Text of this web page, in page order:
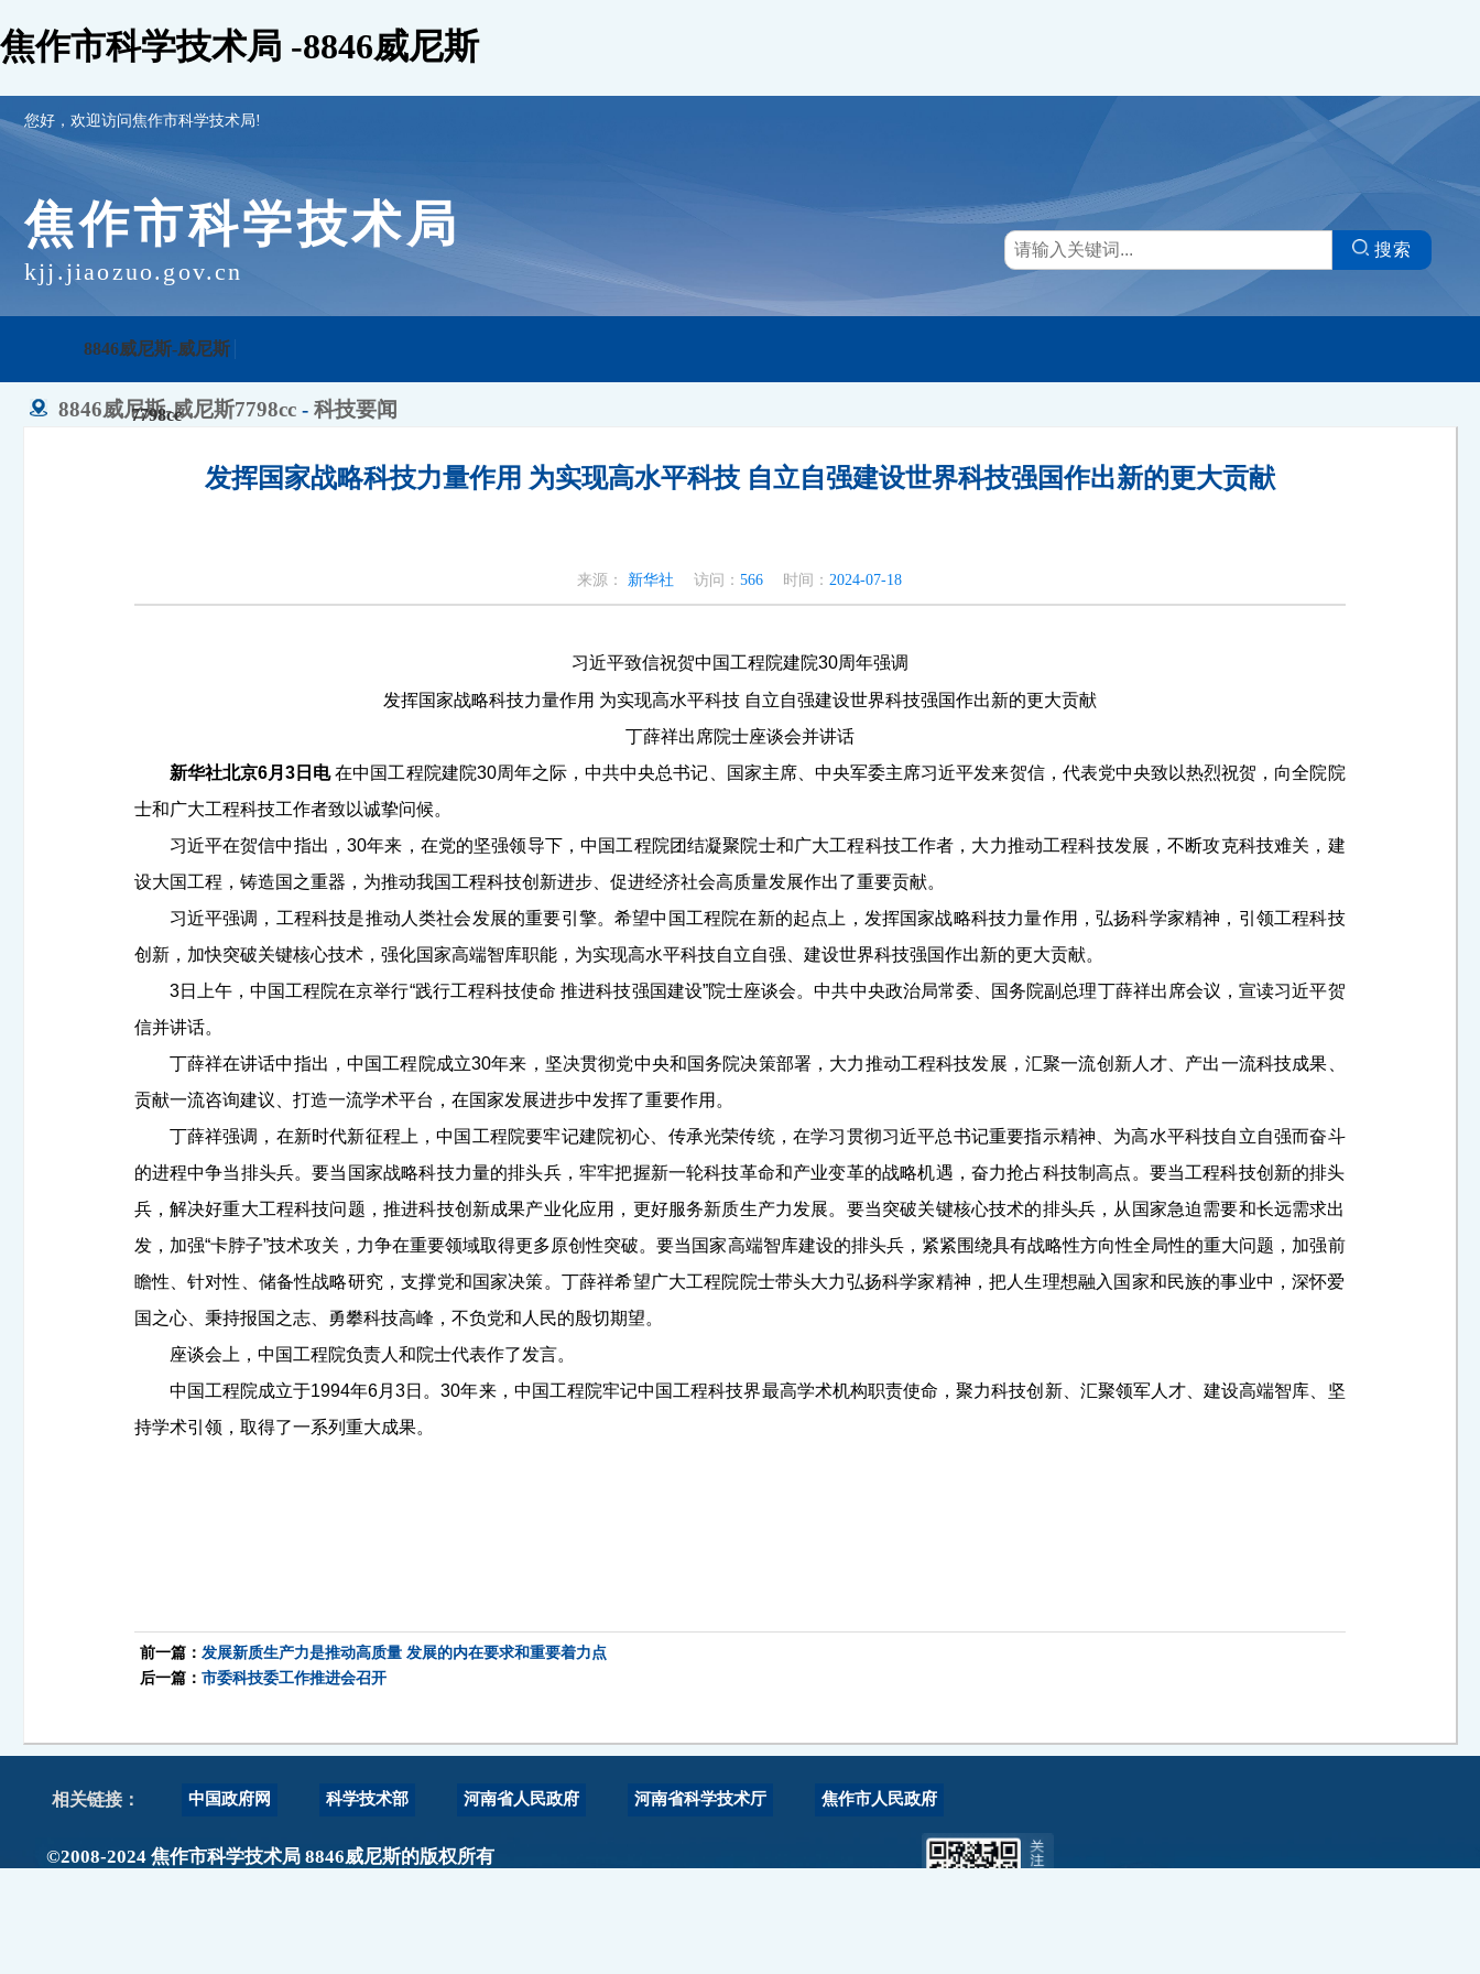
焦作市科学技术局 -8846威尼斯
您好，欢迎访问焦作市科学技术局!
焦作市科学技术局
kjj.jiaozuo.gov.cn
搜索
8846威尼斯-威尼斯
7798cc
8846威尼斯-威尼斯7798cc - 科技要闻
发挥国家战略科技力量作用 为实现高水平科技 自立自强建设世界科技强国作出新的更大贡献
来源： 新华社 访问： 566 时间： 2024-07-18
习近平致信祝贺中国工程院建院30周年强调
发挥国家战略科技力量作用 为实现高水平科技 自立自强建设世界科技强国作出新的更大贡献
丁薛祥出席院士座谈会并讲话
新华社北京6月3 日电在中国工程院建院30周年之际，中共中央总书记、国家主席、中央军委主席习近平发来贺信，代表党中央致以热烈祝贺，向全院院
士和广大工程科技工作者致以诚挚问候。
习近平在贺信中指出，30年来，在党的坚强领导下，中国工程院团结凝聚院士和广大工程科技工作者，大力推动工程科技发展，不断攻克科技难关，建
设大国工程，铸造国之重器，为推动我国工程科技创新进步、促进经济社会高质量发展作出了重要贡献。
习近平强调，工程科技是推动人类社会发展的重要引擎。希望中国工程院在新的起点上，发挥国家战略科技力量作用，弘扬科学家精神，引领工程科技
创新，加快突破关键核心技术，强化国家高端智库职能，为实现高水平科技自立自强、建设世界科技强国作出新的更大贡献。
3日上午，中国工程院在京举行“践行工程科技使命 推进科技强国建设”院士座谈会。中共中央政治局常委、国务院副总理丁薛祥出席会议，宣读习近平贺
信并讲话。
丁薛祥在讲话中指出，中国工程院成立30年来，坚决贯彻党中央和国务院决策部署，大力推动工程科技发展，汇聚一流创新人才、产出一流科技成果、
贡献一流咨询建议、打造一流学术平台，在国家发展进步中发挥了重要作用。
丁薛祥强调，在新时代新征程上，中国工程院要牢记建院初心、传承光荣传统，在学习贯彻习近平总书记重要指示精神、为高水平科技自立自强而奋斗
的进程中争当排头兵。要当国家战略科技力量的排头兵，牢牢把握新一轮科技革命和产业变革的战略机遇，奋力抢占科技制高点。要当工程科技创新的排头
兵，解决好重大工程科技问题，推进科技创新成果产业化应用，更好服务新质生产力发展。要当突破关键核心技术的排头兵，从国家急迫需要和长远需求出
发，加强“卡脖子”技术攻关，力争在重要领域取得更多原创性突破。要当国家高端智库建设的排头兵，紧紧围绕具有战略性方向性全局性的重大问题，加强前
瞻性、针对性、储备性战略研究，支撑党和国家决策。丁薛祥希望广大工程院院士带头大力弘扬科学家精神，把人生理想融入国家和民族的事业中，深怀爱
国之心、秉持报国之志、勇攀科技高峰，不负党和人民的殷切期望。
座谈会上，中国工程院负责人和院士代表作了发言。
中国工程院成立于1994年6月3日。30年来，中国工程院牢记中国工程科技界最高学术机构职责使命，聚力科技创新、汇聚领军人才、建设高端智库、坚
持学术引领，取得了一系列重大成果。
前一篇： 发展新质生产力是推动高质量 发展的内在要求和重要着力点
后一篇： 市委科技委工作推进会召开
相关链接： 中国政府网 科学技术部 河南省人民政府 河南省科学技术厅 焦作市人民政府
©2008-2024 焦作市科学技术局 8846威尼斯的版权所有